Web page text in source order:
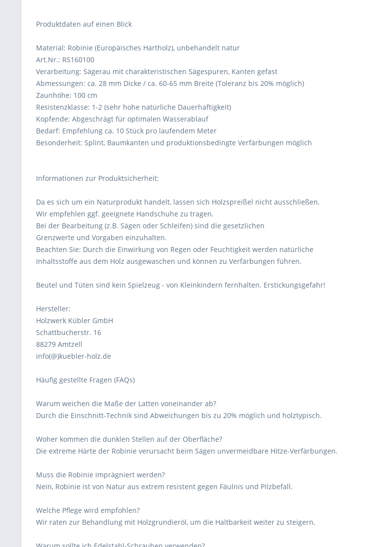
Produktdaten auf einen Blick
Material: Robinie (Europäisches Hartholz), unbehandelt natur
Art.Nr.: RS160100
Verarbeitung: Sägerau mit charakteristischen Sägespuren, Kanten gefast
Abmessungen: ca. 28 mm Dicke / ca. 60-65 mm Breite (Toleranz bis 20% möglich)
Zaunhöhe: 100 cm
Resistenzklasse: 1-2 (sehr hohe natürliche Dauerhaftigkeit)
Kopfende: Abgeschrägt für optimalen Wasserablauf
Bedarf: Empfehlung ca. 10 Stück pro laufendem Meter
Besonderheit: Splint, Baumkanten und produktionsbedingte Verfärbungen möglich
Informationen zur Produktsicherheit:
Da es sich um ein Naturprodukt handelt, lassen sich Holzspreißel nicht ausschließen.
Wir empfehlen ggf. geeignete Handschuhe zu tragen.
Bei der Bearbeitung (z.B. Sägen oder Schleifen) sind die gesetzlichen
Grenzwerte und Vorgaben einzuhalten.
Beachten Sie: Durch die Einwirkung von Regen oder Feuchtigkeit werden natürliche
Inhaltsstoffe aus dem Holz ausgewaschen und können zu Verfärbungen führen.
Beutel und Tüten sind kein Spielzeug - von Kleinkindern fernhalten. Erstickungsgefahr!
Hersteller:
Holzwerk Kübler GmbH
Schattbucherstr. 16
88279 Amtzell
info(@)kuebler-holz.de
Häufig gestellte Fragen (FAQs)
Warum weichen die Maße der Latten voneinander ab?
Durch die Einschnitt-Technik sind Abweichungen bis zu 20% möglich und holztypisch.
Woher kommen die dunklen Stellen auf der Oberfläche?
Die extreme Härte der Robinie verursacht beim Sägen unvermeidbare Hitze-Verfärbungen.
Muss die Robinie imprägniert werden?
Nein, Robinie ist von Natur aus extrem resistent gegen Fäulnis und Pilzbefall.
Welche Pflege wird empfohlen?
Wir raten zur Behandlung mit Holzgrundieröl, um die Haltbarkeit weiter zu steigern.